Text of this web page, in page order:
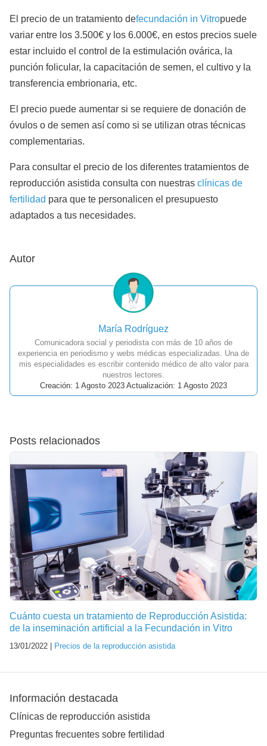
El precio de un tratamiento defecundación in Vitropuede
variar entre los 3.500€ y los 6.000€, en estos precios suele
estar incluido el control de la estimulación ovárica, la
punción folicular, la capacitación de semen, el cultivo y la
transferencia embrionaria, etc.
El precio puede aumentar si se requiere de donación de
óvulos o de semen así como si se utilizan otras técnicas
complementarias.
Para consultar el precio de los diferentes tratamientos de
reproducción asistida consulta con nuestras clínicas de
fertilidad para que te personalicen el presupuesto
adaptados a tus necesidades.
Autor
María Rodríguez
Comunicadora social y periodista con más de 10 años de
experiencia en periodismo y webs médicas especializadas. Una de
mis especialidades es escribir contenido médico de alto valor para
nuestros lectores.
Creación: 1 Agosto 2023 Actualización: 1 Agosto 2023
Posts relacionados
Cuánto cuesta un tratamiento de Reproducción Asistida:
de la inseminación artificial a la Fecundación in Vitro
13/01/2022 | Precios de la reproducción asistida
Información destacada
Clínicas de reproducción asistida
Preguntas frecuentes sobre fertilidad